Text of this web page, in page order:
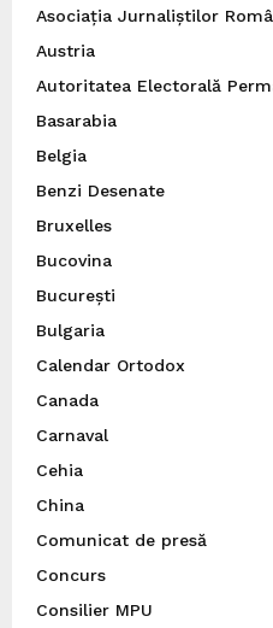
Asociația Jurnaliștilor
Austria
Autoritatea Electorală
Basarabia
Belgia
Benzi Desenate
Bruxelles
Bucovina
București
Bulgaria
Calendar Ortodox
Canada
Carnaval
Cehia
China
Comunicat de presă
Concurs
Consilier MPU